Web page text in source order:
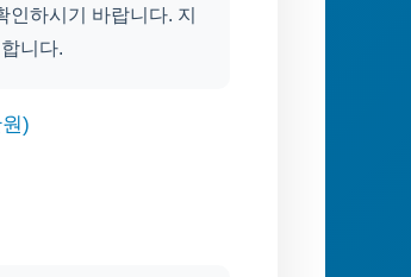
하시기 바랍니다. 지
니다.
)